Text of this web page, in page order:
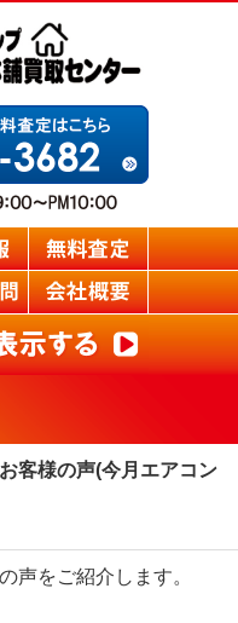
客様の声(今月エアコン
声をご紹介します。